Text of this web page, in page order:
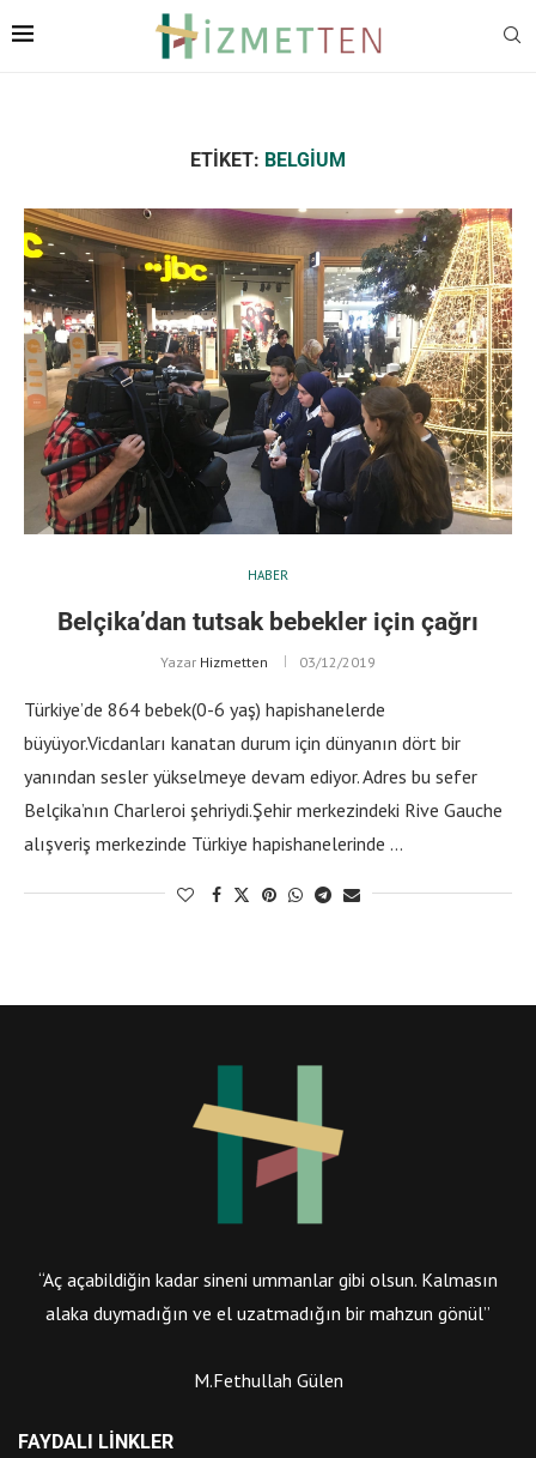
ETIKET: BELGIUM
HABER
Belçika’dan tutsak bebekler için çağrı
Yazar Hizmetten 03/12/2019
Türkiye’de 864 bebek(0-6 yaş) hapishanelerde
büyüyor.Vicdanları kanatan durum için dünyanın dört bir
yanından sesler yükselmeye devam ediyor. Adres bu sefer
Belçika’nın Charleroi şehriydi.Şehir merkezindeki Rive Gauche
alışveriş merkezinde Türkiye hapishanelerinde …
“Aç açabildiğin kadar sineni ummanlar gibi olsun. Kalmasın
alaka duymadığın ve el uzatmadığın bir mahzun gönül”
M.Fethullah Gülen
FAYDALI LINKLER